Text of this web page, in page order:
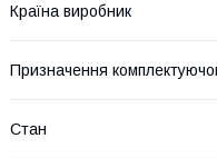
Країна виробник
Призначення
Стан